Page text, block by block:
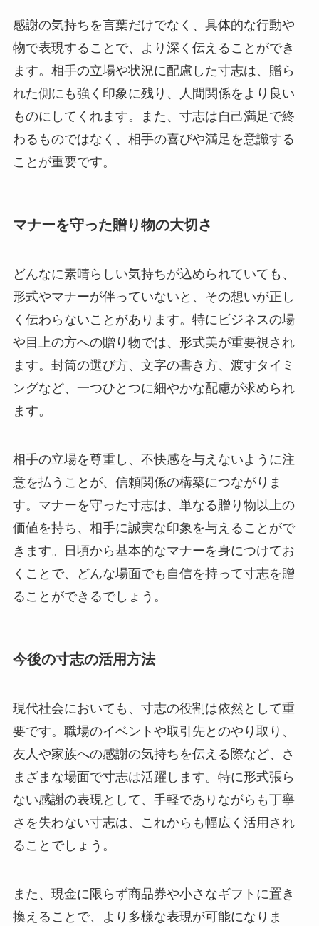
感謝の気持ちを言葉だけでなく、具体的な行動や
物で表現することで、より深く伝えることができ
ます。相手の立場や状況に配慮した寸志は、贈ら
れた側にも強く印象に残り、人間関係をより良い
ものにしてくれます。また、寸志は自己満足で終
わるものではなく、相手の喜びや満足を意識する
ことが重要です。
マナーを守った贈り物の大切さ
どんなに素晴らしい気持ちが込められていても、
形式やマナーが伴っていないと、その想いが正し
く伝わらないことがあります。特にビジネスの場
や目上の方への贈り物では、形式美が重要視され
ます。封筒の選び方、文字の書き方、渡すタイミ
ングなど、一つひとつに細やかな配慮が求められ
ます。
相手の立場を尊重し、不快感を与えないように注
意を払うことが、信頼関係の構築につながりま
す。マナーを守った寸志は、単なる贈り物以上の
価値を持ち、相手に誠実な印象を与えることがで
きます。日頃から基本的なマナーを身につけてお
くことで、どんな場面でも自信を持って寸志を贈
ることができるでしょう。
今後の寸志の活用方法
現代社会においても、寸志の役割は依然として重
要です。職場のイベントや取引先とのやり取り、
友人や家族への感謝の気持ちを伝える際など、さ
まざまな場面で寸志は活躍します。特に形式張ら
ない感謝の表現として、手軽でありながらも丁寧
さを失わない寸志は、これからも幅広く活用され
ることでしょう。
また、現金に限らず商品券や小さなギフトに置き
換えることで、より多様な表現が可能になりま